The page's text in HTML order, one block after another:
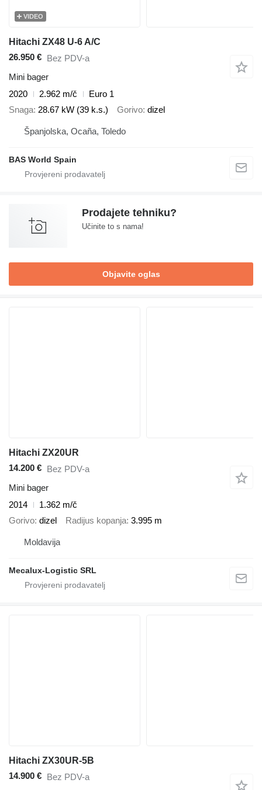
VIDEO
Hitachi ZX48 U-6 A/C
26.950 € Bez PDV-a
Mini bager
2020
2.962 m/č
Euro 1
Snaga 28.67 kW (39 k.s.) Gorivo dizel
Španjolska, Ocaña, Toledo
BAS World Spain
Prodajete tehniku?
Učinite to s nama!
Objavite oglas
Hitachi ZX20UR
14.200 € Bez PDV-a
Mini bager
2014
1.362 m/č
Gorivo dizel Radijus kopanja 3.995 m
Moldavija
Mecalux-Logistic SRL
Hitachi ZX30UR-5B
14.900 € Bez PDV-a